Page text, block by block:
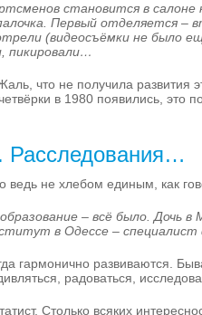
становится в
Первый отделяется –
(видеосъёмки не было
пикировали…
что не получила развития
в 1980 появились, это
не хлебом единым, как
– всё было. Дочь
в Одессе – специалист
гармонично развиваются.
радоваться,
Столько всяких